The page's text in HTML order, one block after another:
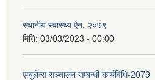
स्थानीय स्वास्थ्य ऐन, २०७९
मिति: 03/03/2023 - 00:00
एम्बुलेन्स सञ्चालन सम्बन्धी कार्यविधि-2079